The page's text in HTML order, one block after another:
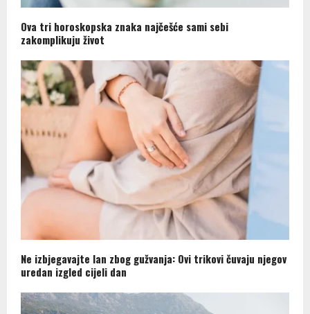
Ova tri horoskopska znaka najčešće sami sebi
zakomplikuju život
Ne izbjegavajte lan zbog gužvanja: Ovi trikovi čuvaju njegov
uredan izgled cijeli dan